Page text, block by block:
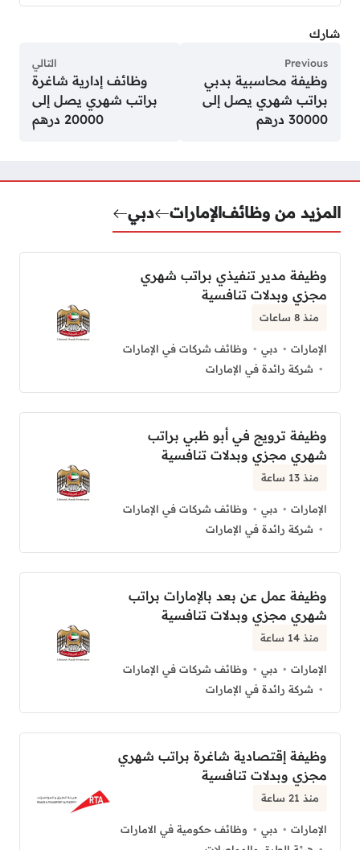
شارك
Previous
وظيفة محاسبية بدبي
براتب شهري يصل إلى
30000 درهم
التالي
وظائف إدارية شاغرة
براتب شهري يصل إلى
20000 درهم
المزيد من وظائفالإمارات دبي
وظيفة مدير تنفيذي براتب شهري
مجزي وبدلات تنافسية
منذ 8 ساعات
الإمارات دبي
وظائف شركات في الإمارات
شركة رائدة في الإمارات
وظيفة ترويج في أبو ظبي براتب
شهري مجزي وبدلات تنافسية
منذ 13 ساعة
الإمارات دبي
وظائف شركات في الإمارات
شركة رائدة في الإمارات
وظيفة عمل عن بعد بالإمارات براتب
شهري مجزي وبدلات تنافسية
منذ 14 ساعة
الإمارات دبي
وظائف شركات في الإمارات
شركة رائدة في الإمارات
وظيفة إقتصادية شاغرة براتب شهري
مجزي وبدلات تنافسية
منذ 21 ساعة
الإمارات دبي
وظائف حكومية في الامارات